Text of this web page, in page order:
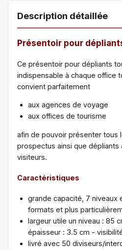
Description détaillée
Présentoir pour
Ce présentoir pour dépliants
indispensable à chaque office
convient parfaitement
aux agences de voyage
aux offices de tourisme
afin de pouvoir présenter tous
prospectus ainsi que dépliants
visiteurs.
Caractéristiques
grande capacité, 7 niveaux
formats et plus
largeur utile un niveau : 85
épaisseur : 3.5 cm -
livré avec 50 diviseurs/